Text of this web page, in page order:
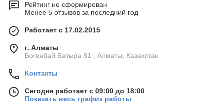
Рейтинг не сформирован
Менее 5 отзывов за последний год
Работает с 17.02.2015
г. Алматы
Богенбай Батыра 81 , Алматы, Казахстан
Контакты
Сегодня работает с 09:00 до 18:00
Показать весь график работы